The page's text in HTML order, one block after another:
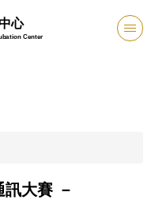
心
Center
大賽 －